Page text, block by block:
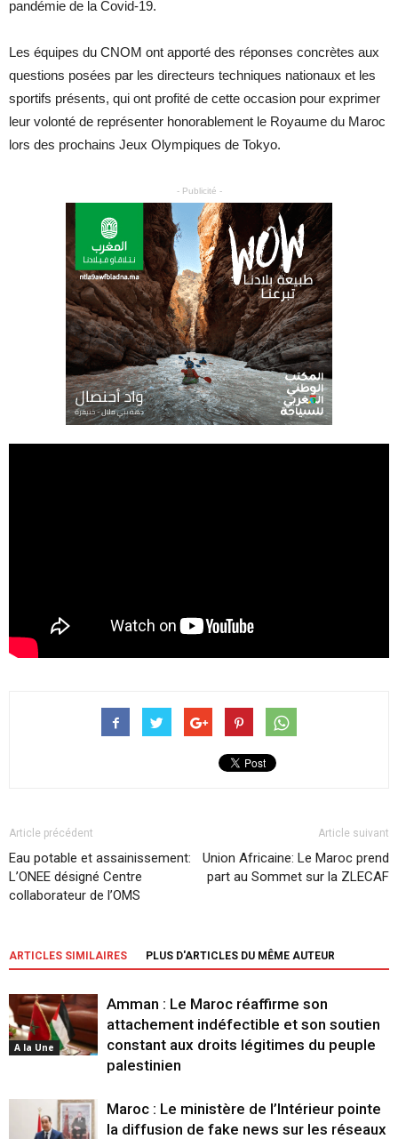
pandémie de la Covid-19.
Les équipes du CNOM ont apporté des réponses concrètes aux
questions posées par les directeurs techniques nationaux et les
sportifs présents, qui ont profité de cette occasion pour exprimer
leur volonté de représenter honorablement le Royaume du Maroc
lors des prochains Jeux Olympiques de Tokyo.
- Publicité -
Article précédent
Eau potable et assainissement:
L’ONEE désigné Centre
collaborateur de l’OMS
Article suivant
Union Africaine: Le Maroc prend
part au Sommet sur la ZLECAF
ARTICLES SIMILAIRES PLUS D'ARTICLES DU MÊME AUTEUR
A la Une
Amman : Le Maroc réaffirme son
attachement indéfectible et son soutien
constant aux droits légitimes du peuple
palestinien
Maroc : Le ministère de l’Intérieur pointe
la diffusion de fake news sur les réseaux